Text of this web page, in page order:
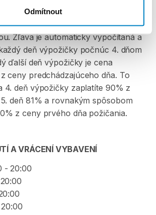
Odmítnout
produktu nie je vyžadovaná vratná
vypožičanie zaplatíte vopred online
Zľava je automaticky vypočítaná a
deň výpožičky počnúc 4. dňom
ďalší deň výpožičky je cena
ceny predchádzajúceho dňa. To
4. deň výpožičky zaplatíte 90% z
deň 81% a rovnakým spôsobom
z ceny prvého dňa požičania.
A VRÁCENÍ VYBAVENÍ
- 20:00